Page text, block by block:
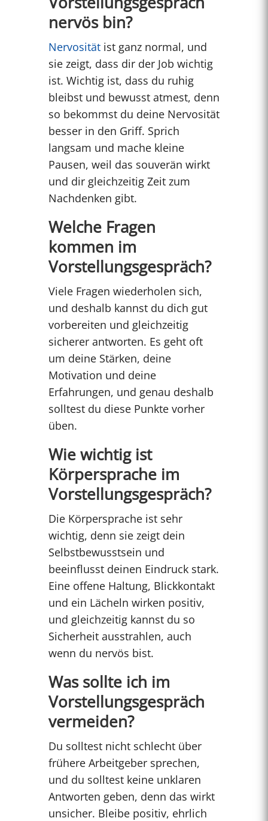
nervös bin?
Nervositätist ganz normal, und
sie zeigt, dass dir der Job wichtig
ist. Wichtig ist, dass du ruhig
bleibst und bewusst atmest, denn
so bekommst du deine Nervosität
besser in den Griff. Sprich
langsam und mache kleine
Pausen, weil das souverän wirkt
und dir gleichzeitig Zeit zum
Nachdenken gibt.
Welche Fragen
kommen im
Vorstellungsgespräch?
Viele Fragen wiederholen sich,
und deshalb kannst du dich gut
vorbereiten und gleichzeitig
sicherer antworten. Es geht oft
um deine Stärken, deine
Motivation und deine
Erfahrungen, und genau deshalb
solltest du diese Punkte vorher
üben.
Wie wichtig ist
Körpersprache im
Vorstellungsgespräch?
Die Körpersprache ist sehr
wichtig, denn sie zeigt dein
Selbstbewusstsein und
beeinflusst deinen Eindruck stark.
Eine offene Haltung, Blickkontakt
und ein Lächeln wirken positiv,
und gleichzeitig kannst du so
Sicherheit ausstrahlen, auch
wenn du nervös bist.
Was sollte ich im
Vorstellungsgespräch
vermeiden?
Du solltest nicht schlecht über
frühere Arbeitgeber sprechen,
und du solltest keine unklaren
Antworten geben, denn das wirkt
unsicher. Bleibe positiv, ehrlich